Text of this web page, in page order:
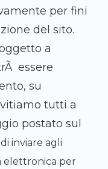
per fini
del sito.
a
essere
su
tutti a
postato sul
inviare agli
elettronica per